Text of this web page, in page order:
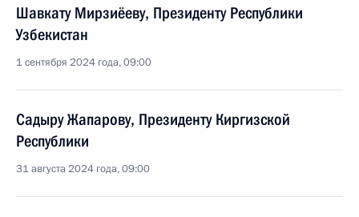
Шавкату Мирзиёеву, Президенту Республики
Узбекистан
1 сентября 2024 года, 09:00
Садыру Жапарову, Президенту Киргизской
Республики
31 августа 2024 года, 09:00